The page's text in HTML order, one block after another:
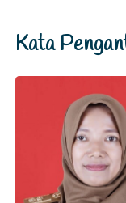
platform digital
merasa terhormat
secara resmi telah
sejak 20 Mei
sekadar lembaga
Inklusi dan